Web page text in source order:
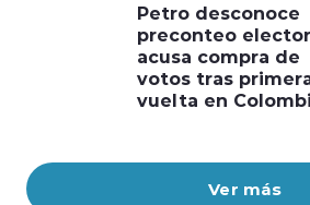
Ver más
Petro desconoce
preconteo
acusa compra de
votos tras
vuelta en